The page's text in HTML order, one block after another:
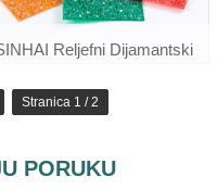
Reljefni Dijamantski
Lim Za Prozor
Stranica 1 / 2
PORUKU